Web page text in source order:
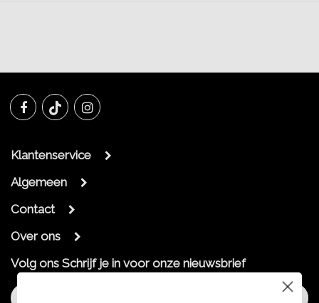
Klantenservice
Algemeen
Contact
Over ons
Volg ons Schrijf je in voor onze nieuwsbrief